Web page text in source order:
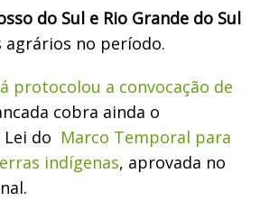
do Sul e Rio Grande do Sul
no período.
protocolou a convocação de
cobra ainda o
do Marco Temporal para
indígenas, aprovada no